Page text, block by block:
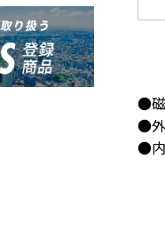
●磁
●外
●内